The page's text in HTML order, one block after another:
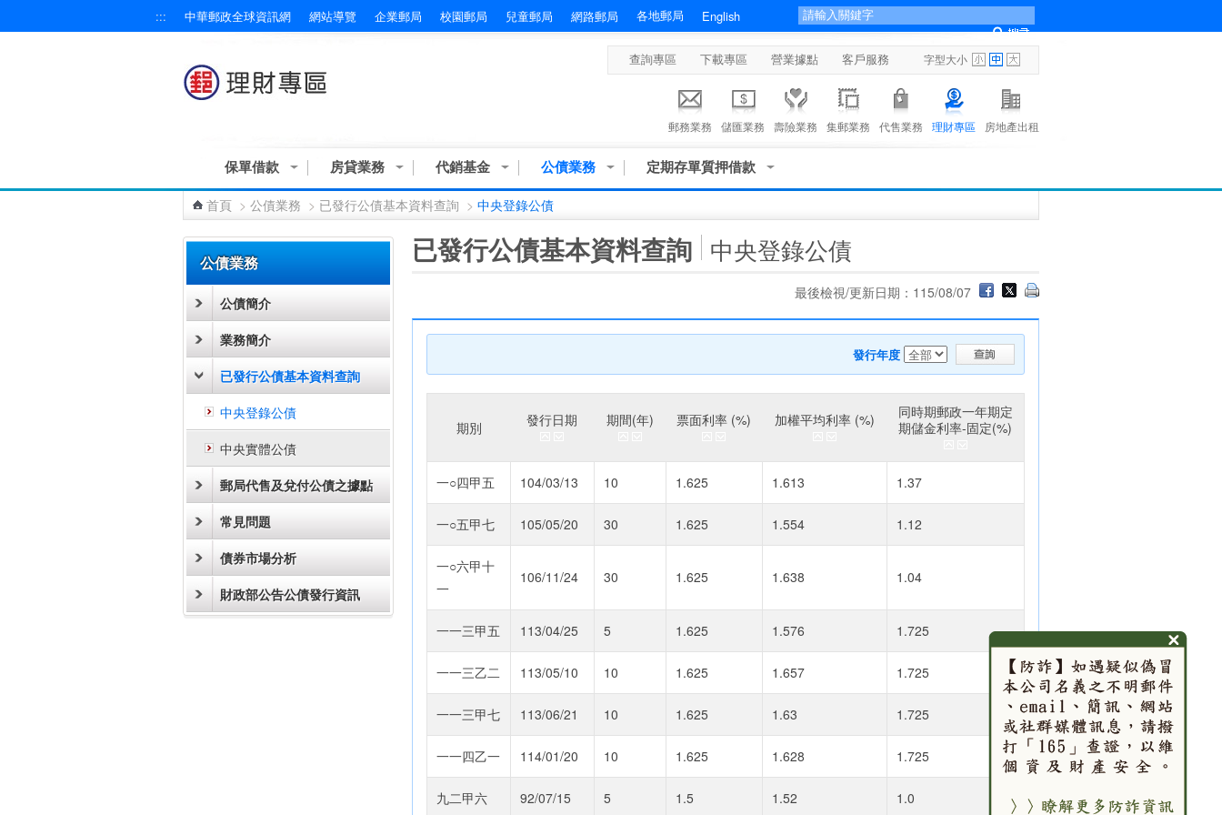
::: 中華郵政全球資訊網 網站導覽 企業郵局 校園郵局 兒童郵局 網路郵局 各地郵局 English
查詢專區 下載專區 營業據點 客戶服務 字型大小
郵務業務 儲匯業務 壽險業務 集郵業務 代售業務 理財專區 房地產出租
保單借款 房貸業務 代銷基金 公債業務 定期存單質押借款
首頁 > 公債業務 > 已發行公債基本資料查詢 > 中央登錄公債
公債業務
公債簡介
業務簡介
已發行公債基本資料查詢
中央登錄公債
中央實體公債
郵局代售及兌付公債之據點
常見問題
債券市場分析
財政部公告公債發行資訊
已發行公債基本資料查詢 中央登錄公債
最後檢視/更新日期：115/08/07
發行年度
期別 發行日期 期間(年) 票面利率 (%) 加權平均利率 (%)
同時期郵政一年期定
期儲金利率-固定(%)
一○四甲五 104/03/13 10 1.625 1.613 1.37
一○五甲七 105/05/20 30 1.625 1.554 1.12
一○六甲十
一
106/11/24 30 1.625 1.638 1.04
一一三甲五 113/04/25 5 1.625 1.576 1.725
一一三乙二 113/05/10 10 1.625 1.657 1.725
一一三甲七 113/06/21 10 1.625 1.63 1.725
一一四乙一 114/01/20 10 1.625 1.628 1.725
九二甲六 92/07/15 5 1.5 1.52 1.0